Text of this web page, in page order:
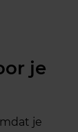
je
je